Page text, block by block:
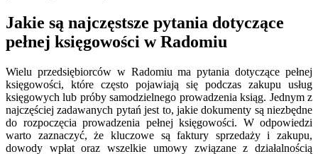
Jakie są najczęstsze pytania dotyczące
pełnej księgowości w Radomiu
Wielu przedsiębiorców w Radomiu ma pytania dotyczące pełnej
księgowości, które często pojawiają się podczas zakupu usług
księgowych lub próby samodzielnego prowadzenia ksiąg. Jednym z
najczęściej zadawanych pytań jest to, jakie dokumenty są niezbędne
do rozpoczęcia prowadzenia pełnej księgowości. W odpowiedzi
warto zaznaczyć, że kluczowe są faktury sprzedaży i zakupu,
dowody wpłat oraz wszelkie umowy związane z działalnością